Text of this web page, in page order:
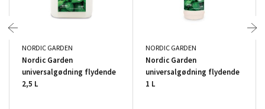
NORDIC GARDEN
Nordic Garden
universalgødning flydende
2,5 L
NORDIC GARDEN
Nordic Garden
universalgødning flydende
1 L